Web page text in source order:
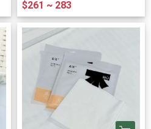
$261 ~ 283